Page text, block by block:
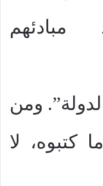
مبادئهم
ومن
كتبوه، لا